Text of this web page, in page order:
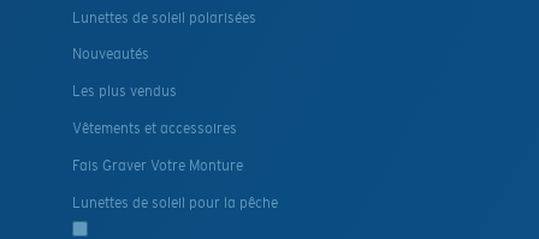
Lunettes de soleil polarisées
Nouveautés
Les plus vendus
Vêtements et accessoires
Fais Graver Votre Monture
Lunettes de soleil pour la pêche